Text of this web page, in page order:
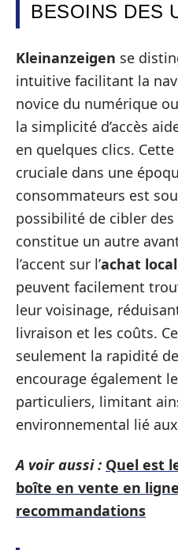
BESOINS DES
Kleinanzeigen se
intuitive facilitant la
novice du numérique
la simplicité d’accès
en quelques clics.
cruciale dans une
consommateurs est
possibilité de cibler
constitue un autre
l’accent sur l’achat local
peuvent facilement
leur voisinage,
livraison et les coûts.
seulement la rapidité
encourage également
particuliers, limitant
environnemental lié
A voir aussi : Quel est
boîte en vente en
recommandations